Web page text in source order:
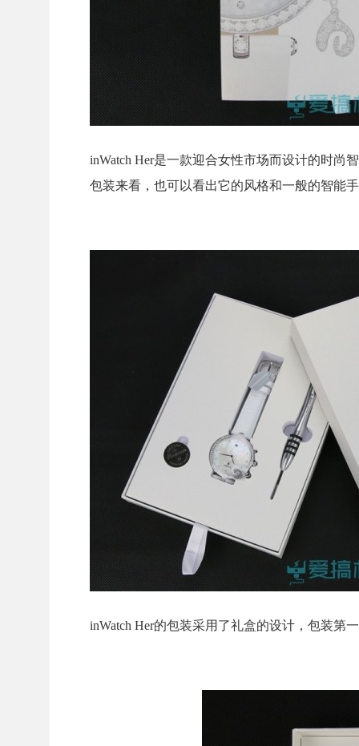
inWatch Her是一款迎合女性市场而设计的时尚
包装来看，也可以看出它的风格和一般的智能
inWatch Her的包装采用了礼盒的设计，包装第